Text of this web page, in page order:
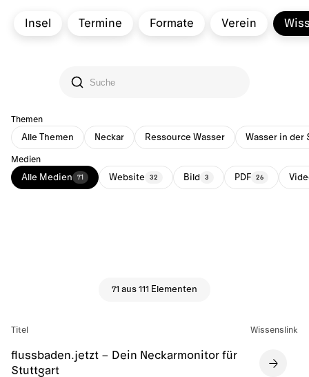
Insel Termine Formate Verein
Themen
Alle Themen Neckar Ressource Wasser Wasser in der
Medien
Alle Medien 71 Website 32 Bild 3 PDF 26
71 aus 111 Elementen
Titel Wissenslink
flussbaden.jetzt – Dein Neckarmonitor für
Stuttgart